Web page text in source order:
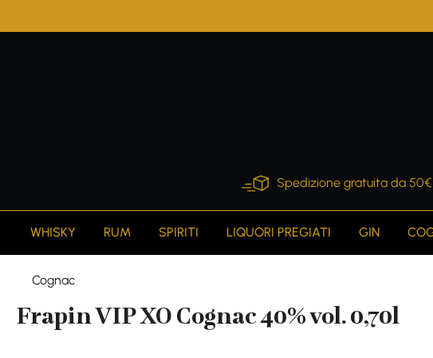
Spedizione gratuita da 50€
WHISKY RUM SPIRITI LIQUORI PREGIATI GIN
Cognac
Frapin VIP XO Cognac 40% vol. 0,70l